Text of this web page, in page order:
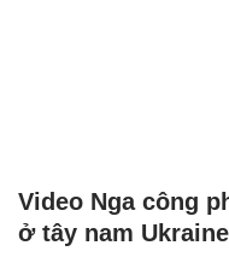
Video Nga công
ở tây nam Ukraine